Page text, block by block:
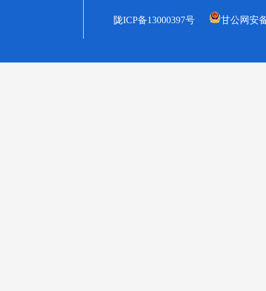
陇ICP备13000397号 甘公网安